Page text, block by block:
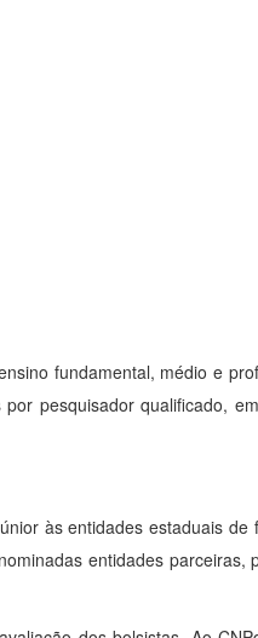
fundamental, médio e
pesquisador qualificado,
às entidades estaduais
entidades parceiras,